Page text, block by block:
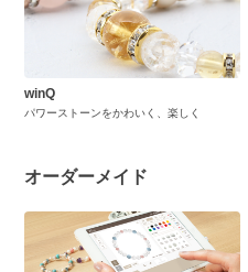
winQ
パワーストーンをかわいく、楽しく
オーダーメイド